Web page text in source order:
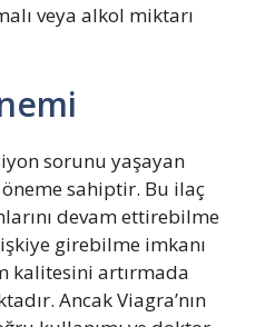
veya alkol miktarı
sorunu yaşayan
sahiptir. Bu ilaç
devam ettirebilme
girebilme imkanı
kalitesini artırmada
Ancak Viagra’nın